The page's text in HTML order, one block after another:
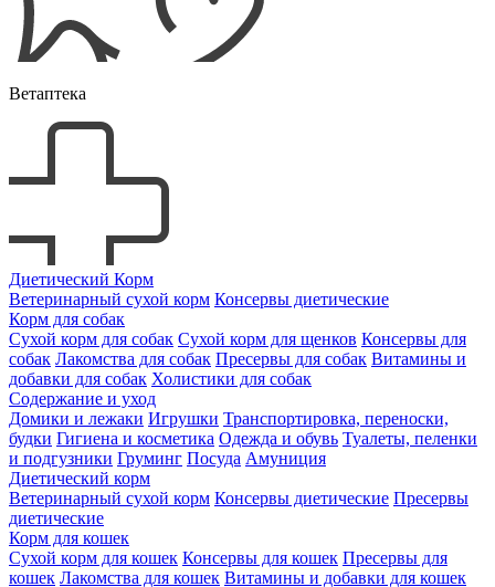
Ветаптека
Диетический Корм
Ветеринарный сухой корм Консервы диетические
Корм для собак
Сухой корм для собак Сухой корм для щенков Консервы для
собак Лакомства для собак Пресервы для собак Витамины и
добавки для собак Холистики для собак
Содержание и уход
Домики и лежаки Игрушки Транспортировка, переноски,
будки Гигиена и косметика Одежда и обувь Туалеты, пеленки
и подгузники Груминг Посуда Амуниция
Диетический корм
Ветеринарный сухой корм Консервы диетические Пресервы
диетические
Корм для кошек
Сухой корм для кошек Консервы для кошек Пресервы для
кошек Лакомства для кошек Витамины и добавки для кошек